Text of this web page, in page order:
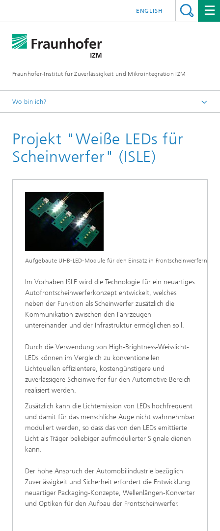
Fraunhofer-Institut für Zuverlässigkeit und Mikrointegration IZM
ENGLISH
Wo bin ich?
Abteilungen
System Integration & Interconnection Technologies
Forschungsschwerpunkte
Photonic Packaging
Projekt "Weiße LEDs für
Scheinwerfer" (ISLE)
Aufgebaute UHB-LED-Module für den Einsatz in Frontscheinwerfern
Im Vorhaben ISLE wird die Technologie für ein neuartiges
Autofrontscheinwerferkonzept entwickelt, welches
neben der Funktion als Scheinwerfer zusätzlich die
Kommunikation zwischen den Fahrzeugen
untereinander und der Infrastruktur ermöglichen soll.
Durch die Verwendung von High-Brightness-Weisslicht-
LEDs können im Vergleich zu konventionellen
Lichtquellen effizientere, kostengünstigere und
zuverlässigere Scheinwerfer für den Automotive Bereich
realisiert werden.
Zusätzlich kann die Lichtemission von LEDs hochfrequent
und damit für das menschliche Auge nicht wahrnehmbar
moduliert werden, so dass das von den LEDs emittierte
Licht als Träger beliebiger aufmodulierter Signale dienen
kann.
Der hohe Anspruch der Automobilindustrie bezüglich
Zuverlässigkeit und Sicherheit erfordert die Entwicklung
neuartiger Packaging-Konzepte, Wellenlängen-Konverter
und Optiken für den Aufbau der Frontscheinwerfer.